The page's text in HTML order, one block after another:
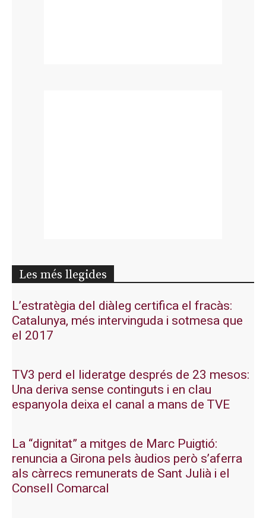
Les més llegides
L’estratègia del diàleg certifica el fracàs:
Catalunya, més intervinguda i sotmesa que
el 2017
TV3 perd el lideratge després de 23 mesos:
Una deriva sense continguts i en clau
espanyola deixa el canal a mans de TVE
La “dignitat” a mitges de Marc Puigtió:
renuncia a Girona pels àudios però s’aferra
als càrrecs remunerats de Sant Julià i el
Consell Comarcal